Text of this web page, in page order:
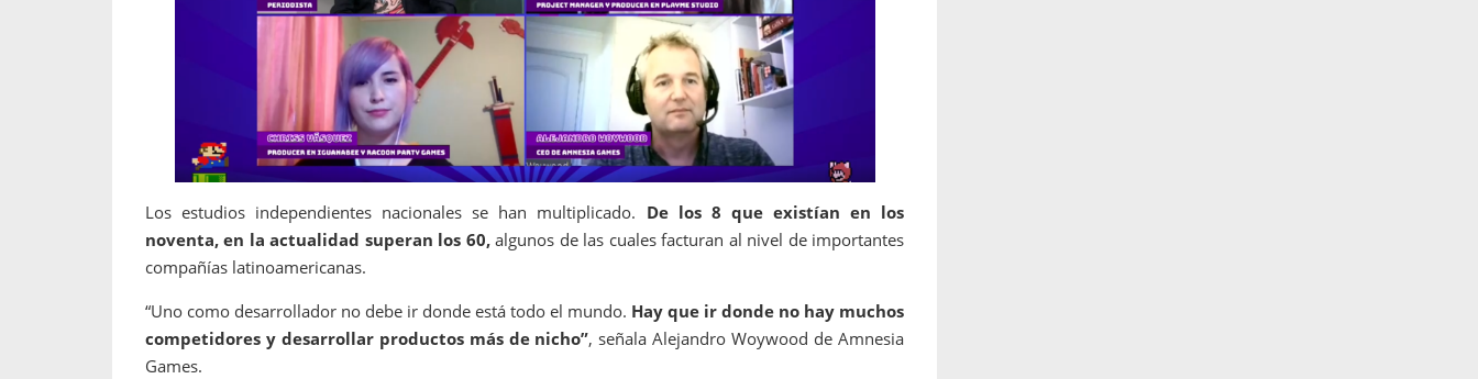
Los estudios independientes nacionales se han multiplicado. De los 8 que existían en los
noventa, en la actualidad superan los 60,algunos de las cuales facturan al nivel de importantes
compañías latinoamericanas.
“Uno como desarrollador no debe ir donde está todo el mundo. Hay que ir donde no hay muchos
competidores y desarrollar productos más de nicho”, señala Alejandro Woywood de Amnesia
Games.